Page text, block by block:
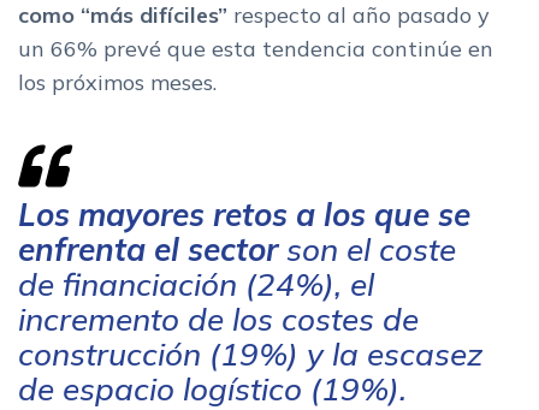
como “más difíciles” respecto al año pasado y
un 66% prevé que esta tendencia continúe en
los próximos meses.
Los mayores retos a los que se
enfrenta el sectorson el coste
de financiación (24%), el
incremento de los costes de
construcción (19%) y la escasez
de espacio logístico (19%).